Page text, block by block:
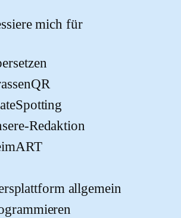
mich für
Redaktion
allgemein